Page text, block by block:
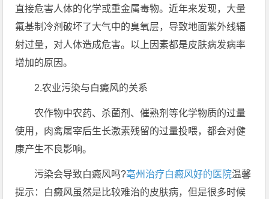
直接危害人体的化学或重金属毒物。近年来发现，大量
氟基制冷剂破坏了大气中的臭氧层，导致地面紫外线辐
射过量，对人体造成危害。以上因素都是皮肤病发病率
增加的原因。
2.农业污染与白癜风的关系
农作物中农药、杀菌剂、催熟剂等化学物质的过量
使用，肉禽屠宰后生长激素残留的过量投喂，都会对健
康产生不良影响。
污染会导致白癜风吗?亳州治疗白癜风好的医院温馨
提示：白癜风虽然是比较难治的皮肤病，但是很多时候